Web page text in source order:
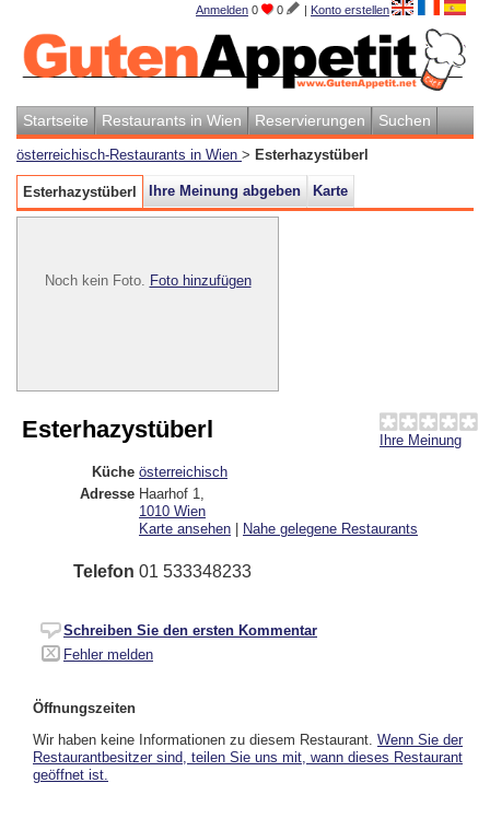
Anmelden 0 0 | Konto erstellen
Startseite Restaurants in Wien Reservierungen Suchen
österreichisch-Restaurants in Wien > Esterhazystüberl
Esterhazystüberl Ihre Meinung abgeben Karte
Noch kein Foto. Foto hinzufügen
Ihre Meinung
Esterhazystüberl
Küche österreichisch
Adresse Haarhof 1
1010 Wien
Karte ansehen | Nahe gelegene Restaurants
Telefon 01 533348233
Schreiben Sie den ersten Kommentar
Fehler melden
Öffnungszeiten
Wir haben keine Informationen zu diesem Restaurant. Wenn Sie der
Restaurantbesitzer sind, teilen Sie uns mit, wann dieses Restaurant
geöffnet ist.